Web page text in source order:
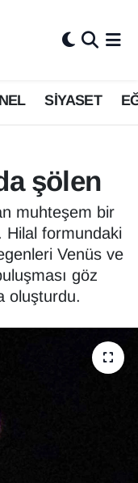
SİYASET
şölen
muhteşem bir
Hilal formundaki
Venüs ve
göz
oluşturdu.